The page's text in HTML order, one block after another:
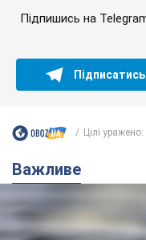
Підпишись на
Підписатись
Цілі
Важливе